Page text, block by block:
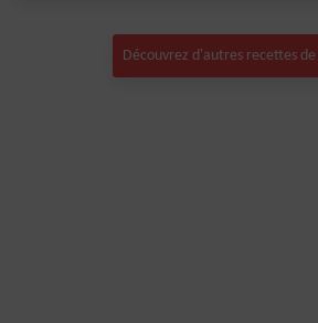
Découvrez d'autres recettes